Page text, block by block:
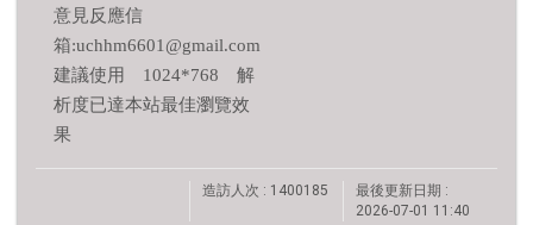
意見反應信
箱:uchhm6601@gmail.com
建議使用 1024*768 解
析度已達本站最佳瀏覽效
果
造訪人次 : 1400185
最後更新日期 :
2026-07-01 11:40